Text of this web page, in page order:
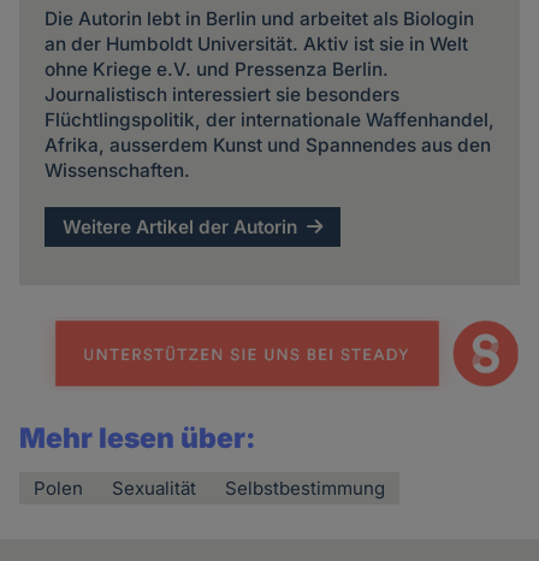
Die Autorin lebt in Berlin und arbeitet als Biologin
an der Humboldt Universität. Aktiv ist sie in Welt
ohne Kriege e.V. und Pressenza Berlin.
Journalistisch interessiert sie besonders
Flüchtlingspolitik, der internationale Waffenhandel,
Afrika, ausserdem Kunst und Spannendes aus den
Wissenschaften.
Weitere Artikel der Autorin
Mehr lesen über:
Polen Sexualität Selbstbestimmung